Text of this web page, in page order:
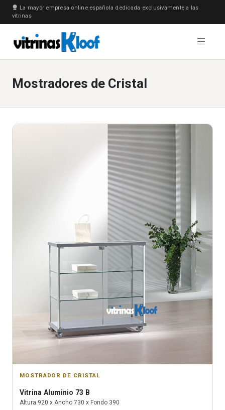
La mayor empresa online española dedicada exclusivamente a las
vitrinas
Mostradores de Cristal
MOSTRADOR DE CRISTAL
Vitrina Aluminio 73 B
Altura 920 x Ancho 730 x Fondo 390